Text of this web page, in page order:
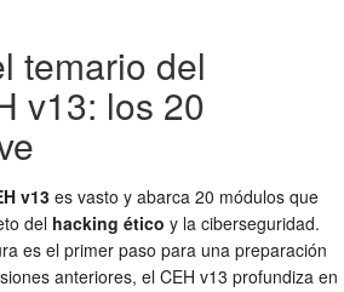
temario del
v13: los 20
v13 es vasto y abarca 20 módulos que
del hacking ético y la ciberseguridad.
es el primer paso para una preparación
anteriores, el CEH v13 profundiza en